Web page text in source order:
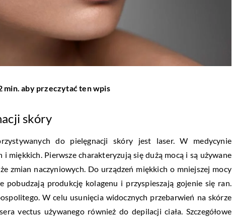
min. aby przeczytać ten wpis
skóry
do pielęgnacji skóry jest laser. W medycynie
miękkich. Pierwsze charakteryzują się dużą mocą i są używane
zmian naczyniowych. Do urządzeń miękkich o mniejszej mocy
pobudzają produkcję kolagenu i przyspieszają gojenie się ran.
W celu usunięcia widocznych przebarwień na skórze
vectus używanego również do depilacji ciała. Szczegółowe